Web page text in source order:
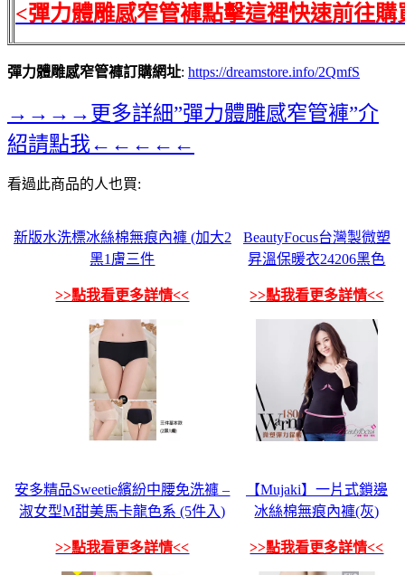
<彈力體雕感窄管褲點擊這裡快速前往購
彈力體雕感窄管褲訂購網址: https://dreamstore.info/2QmfS
→→→→更多詳細”彈力體雕感窄管褲”介
紹請點我←←←←←
看過此商品的人也買:
新版水洗標冰絲棉無痕內褲 (加大2
黑1膚三件
>>點我看更多詳情<<
BeautyFocus台灣製微塑
昇溫保暖衣24206黑色
>>點我看更多詳情<<
安多精品Sweetie繽紛中腰免洗褲 –
淑女型M甜美馬卡龍色系 (5件入)
>>點我看更多詳情<<
【Mujaki】一片式鎖邊
冰絲棉無痕內褲(灰)
>>點我看更多詳情<<